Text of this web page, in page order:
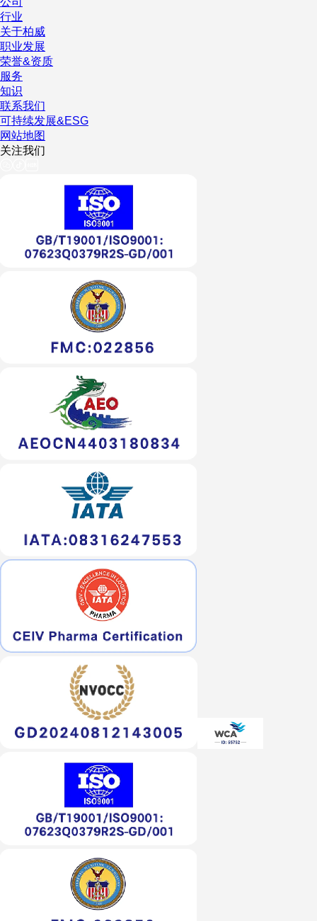
行业
关于柏威
职业发展
荣誉&资质
服务
知识
联系我们
可持续发展&ESG
网站地图
关注我们